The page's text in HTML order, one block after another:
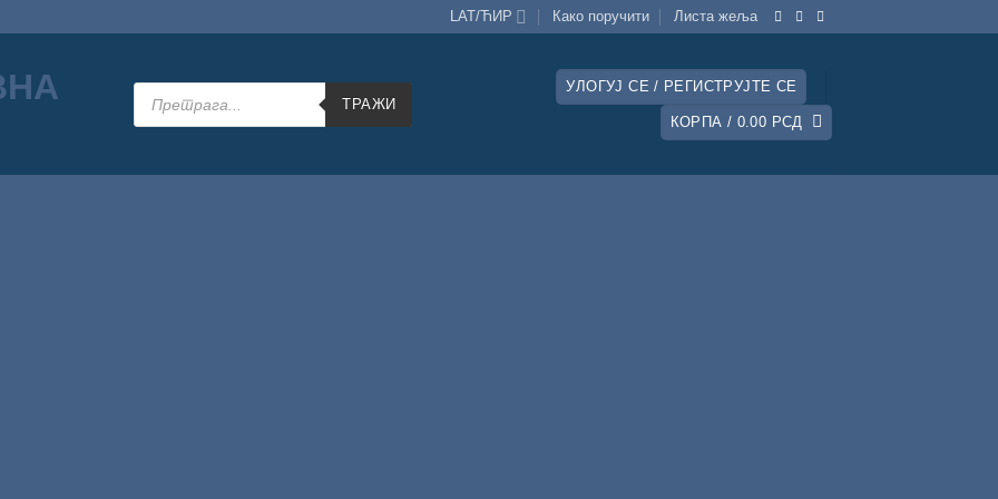
LAT/ЋИР Како поручити Листa жеља
Products
search
ТРАЖИ
УЛОГУЈ СЕ / РЕГИСТРУЈТЕ СЕ
КОРПА / 0.00 РСД